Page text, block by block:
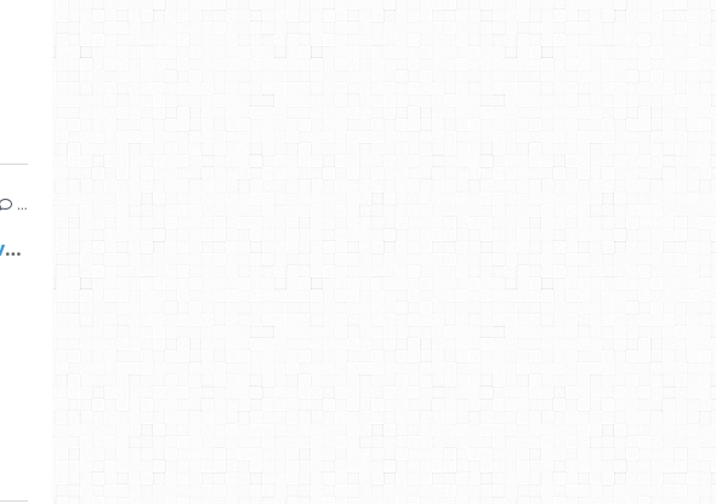
…
Villes moyennes, crise et renouveau. Pierre Mansat dans la MIdinale de Regards